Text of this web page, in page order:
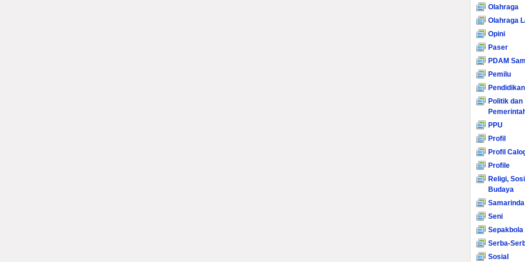
Olahraga
Olahraga
Opini
Paser
PDAM
Pemilu
Pendidikan
Politik dan
PPU
Profil
Profil
Profile
Religi,
Budaya
Samarinda
Seni
Sepakbola
Serba-
Sosial